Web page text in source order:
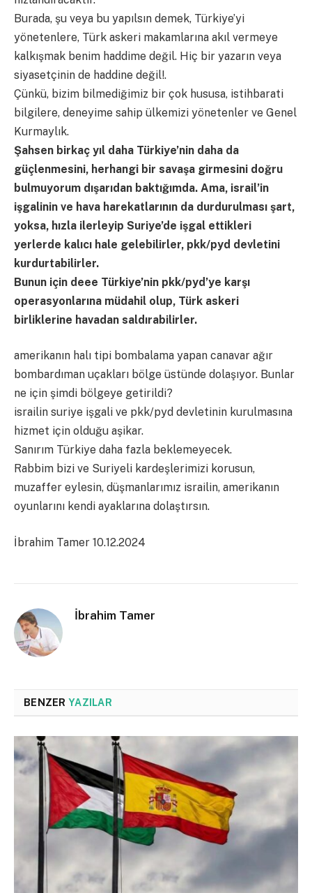
Burada, şu veya bu yapılsın demek, Türkiye’yi
yönetenlere, Türk askeri makamlarına akıl vermeye
kalkışmak benim haddime değil. Hiç bir yazarın veya
siyasetçinin de haddine değil!.
Çünkü, bizim bilmediğimiz bir çok hususa, istihbarati
bilgilere, deneyime sahip ülkemizi yönetenler ve Genel
Kurmaylık.
Şahsen birkaç yıl daha Türkiye’nin daha da
güçlenmesini, herhangi bir savaşa girmesini doğru
bulmuyorum dışarıdan baktığımda. Ama, israil’in
işgalinin ve hava harekatlarının da durdurulması şart,
yoksa, hızla ilerleyip Suriye’de işgal ettikleri
yerlerde kalıcı hale gelebilirler, pkk/pyd devletini
kurdurtabilirler.
Bunun için deee Türkiye’nin pkk/pyd’ye karşı
operasyonlarına müdahil olup, Türk askeri
birliklerine havadan saldırabilirler.
amerikanın halı tipi bombalama yapan canavar ağır
bombardıman uçakları bölge üstünde dolaşıyor. Bunlar
ne için şimdi bölgeye getirildi?
israilin suriye işgali ve pkk/pyd devletinin kurulmasına
hizmet için olduğu aşikar.
Sanırım Türkiye daha fazla beklemeyecek.
Rabbim bizi ve Suriyeli kardeşlerimizi korusun,
muzaffer eylesin, düşmanlarımız israilin, amerikanın
oyunlarını kendi ayaklarına dolaştırsın.
İbrahim Tamer 10.12.2024
İbrahim Tamer
BENZER YAZILAR